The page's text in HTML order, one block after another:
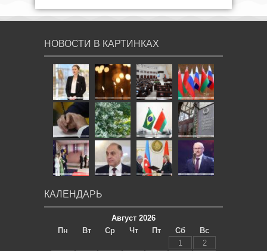
НОВОСТИ В КАРТИНКАХ
КАЛЕНДАРЬ
Август 2026
Пн
Вт Ср Чт Пт Сб
Вс
1
2